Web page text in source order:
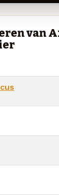
van